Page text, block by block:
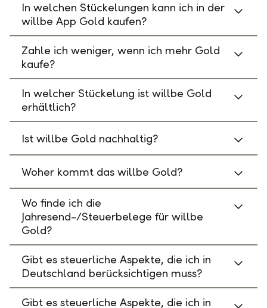
In welchen Stückelungen kann ich in der
willbe App Gold kaufen?
Zahle ich weniger, wenn ich mehr Gold
kaufe?
In welcher Stückelung ist willbe Gold
erhältlich?
Ist willbe Gold nachhaltig?
Woher kommt das willbe Gold?
Wo finde ich die
Jahresend-/Steuerbelege für willbe
Gold?
Gibt es steuerliche Aspekte, die ich in
Deutschland berücksichtigen muss?
Gibt es steuerliche Aspekte, die ich in